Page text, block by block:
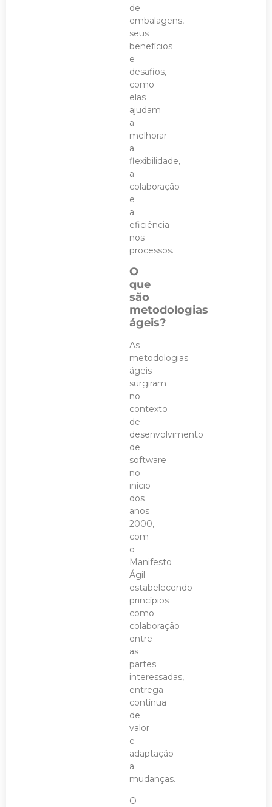
de
embalagens,
seus
benefícios
e
desafios,
como
elas
ajudam
a
melhorar
a
flexibilidade,
a
colaboração
e
a
eficiência
nos
processos.
O
que
são
metodologias
ágeis?
As
metodologias
ágeis
surgiram
no
contexto
de
desenvolvimento
de
software
no
início
dos
anos
2000,
com
o
Manifesto
Ágil
estabelecendo
princípios
como
colaboração
entre
as
partes
interessadas,
entrega
contínua
de
valor
e
adaptação
a
mudanças.
O